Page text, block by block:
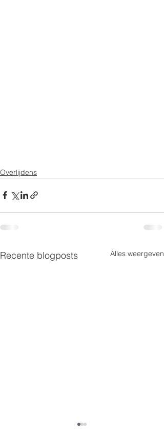
Overlijdens
Recente blogposts Alles weergeven